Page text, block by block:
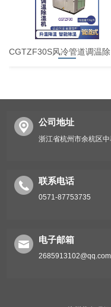
公司地址
浙江省杭州市余杭区
联系电话
0571-87753735
电子邮箱
2685913102@qq.com